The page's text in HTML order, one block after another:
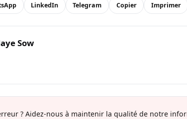
LinkedIn Telegram Copier Imprimer
Sow
? Aidez-nous à maintenir la qualité de notre